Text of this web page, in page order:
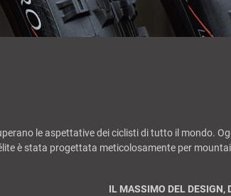
le aspettative dei ciclisti di tutto il mondo.
è stata progettata meticolosamente per
IL MASSIMO DEL DESIGN,